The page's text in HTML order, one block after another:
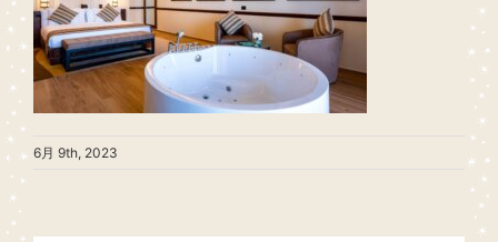
6月 9th, 2023